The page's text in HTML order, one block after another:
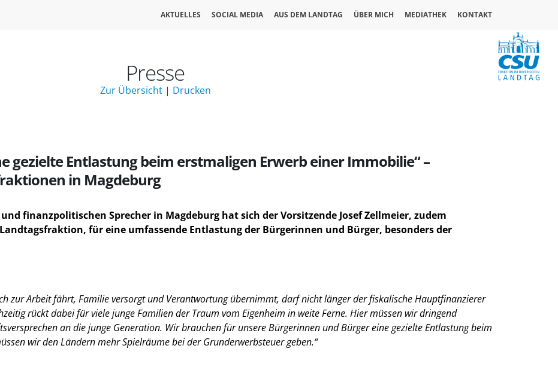
AKTUELLES SOCIAL MEDIA AUS DEM LANDTAG ÜBER MICH MEDIATHEK KONTAKT
Presse
Zur Übersicht| Drucken
gezielte Entlastung beim erstmaligen Erwerb einer Immobilie“ –
in Magdeburg
finanzpolitischen Sprecher in Magdeburg hat sich der Vorsitzende Josef Zellmeier, zudem
für eine umfassende Entlastung der Bürgerinnen und Bürger, besonders der
zur Arbeit fährt, Familie versorgt und Verantwortung übernimmt, darf nicht länger der fiskalische Hauptfinanzierer
rückt dabei für viele junge Familien der Traum vom Eigenheim in weite Ferne. Hier müssen wir dringend
an die junge Generation. Wir brauchen für unsere Bürgerinnen und Bürger eine gezielte Entlastung beim
wir den Ländern mehr Spielräume bei der Grunderwerbsteuer geben.“